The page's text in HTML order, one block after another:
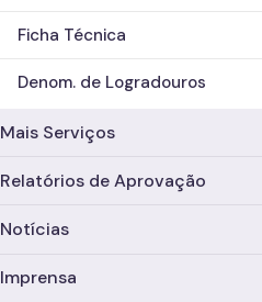
Ficha Técnica
Denom. de Logradouros
Mais Serviços
Relatórios de Aprovação
Notícias
Imprensa